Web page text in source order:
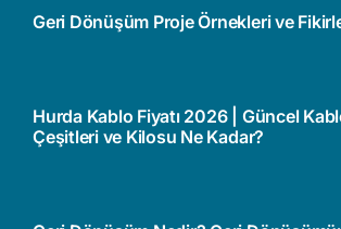
Geri Dönüşüm Proje Örnekleri ve
Hurda Kablo Fiyatı 2026 | Güncel
Çeşitleri ve Kilosu Ne Kadar?